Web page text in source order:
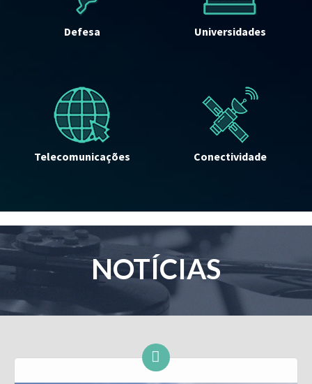
Defesa Universidades
Telecomunicações Conectividade
NOTÍCIAS